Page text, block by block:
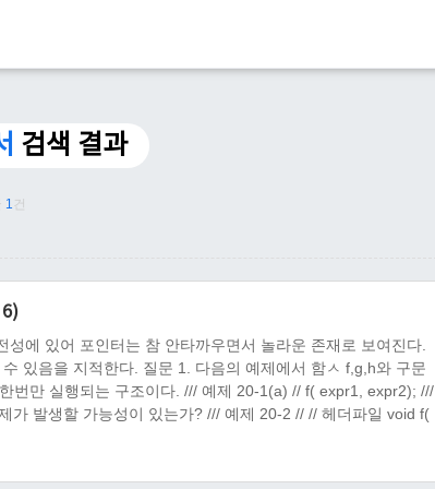
검색 결과
1 건
6)
에 있어 포인터는 참 안타까우면서 놀라운 존재로 보여진다.
있음을 지적한다. 질문 1. 다음의 예제에서 함ㅅ f,g,h와 구문
번만 실행되는 구조이다. /// 예제 20-1(a) // f( expr1, expr2); ///
발생할 가능성이 있는가? /// 예제 20-2 // // 헤더파일 void f(